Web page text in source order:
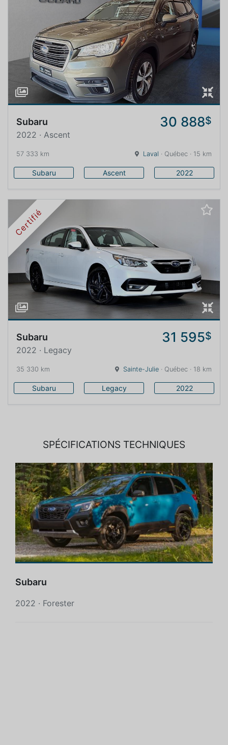
Subaru 30 888$
2022 · Ascent
57 333 km Laval · Québec · 15 km
Subaru Ascent 2022
Certifié
Subaru 31 595$
2022 · Legacy
35 330 km Sainte-Julie · Québec · 18 km
Subaru Legacy 2022
SPÉCIFICATIONS TECHNIQUES
Subaru
2022 · Forester